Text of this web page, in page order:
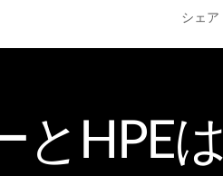
シェア
とHPEは